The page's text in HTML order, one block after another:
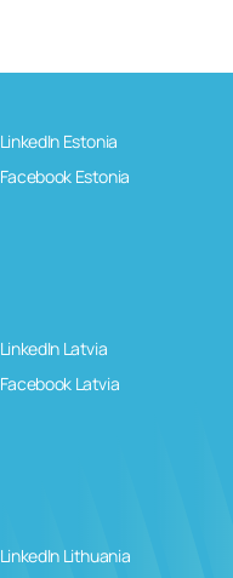
LinkedIn Estonia
Facebook Estonia
LinkedIn Latvia
Facebook Latvia
LinkedIn Lithuania